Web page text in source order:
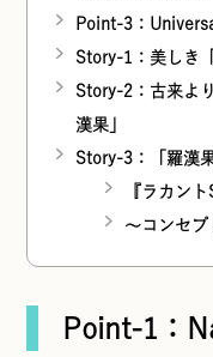
Point-3：
Story-1：美しき
Story-2：古来よ
漢果」
Story-3：「羅漢
『ラカン
〜コンセプ
Point-1：